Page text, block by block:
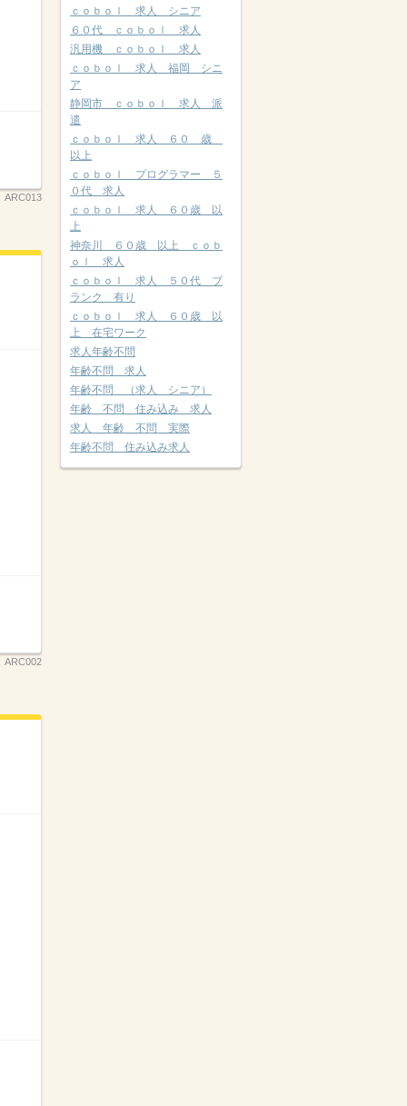
ARC013
ARC002
ｃｏｂｏｌ 求人 シニア
６０代 ｃｏｂｏｌ 求人
汎用機 ｃｏｂｏｌ 求人
ｃｏｂｏｌ 求人 福岡 シニ
ア
静岡市 ｃｏｂｏｌ 求人 派
遣
ｃｏｂｏｌ 求人 ６０ 歳
以上
ｃｏｂｏｌ プログラマー ５
０代 求人
ｃｏｂｏｌ 求人 ６０歳 以
上
神奈川 ６０歳 以上 ｃｏｂ
ｏｌ 求人
ｃｏｂｏｌ 求人 ５０代 ブ
ランク 有り
ｃｏｂｏｌ 求人 ６０歳 以
上 在宅ワーク
求人年齢不問
年齢不問 求人
年齢不問 （求人 シニア）
年齢 不問 住み込み 求人
求人 年齢 不問 実際
年齢不問 住み込み求人